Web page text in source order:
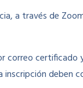
a través de
correo certificado
deben